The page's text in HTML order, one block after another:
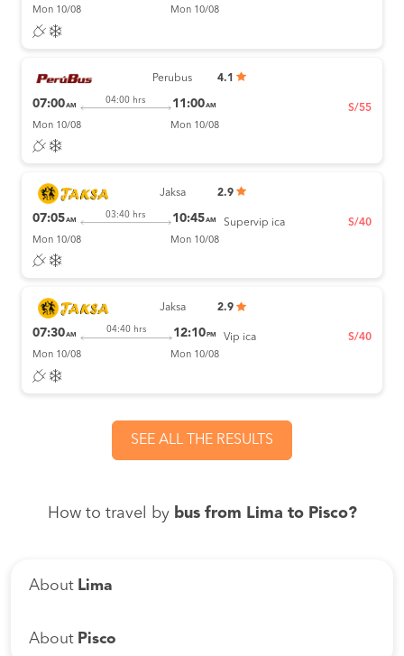
Mon 10/08 Mon 10/08
Perubus 4.1
07:00AM
04:00 hrs 11:00AM
Mon 10/08 Mon 10/08
S/55
Jaksa 2.9
07:05AM
03:40 hrs 10:45AM
Mon 10/08 Mon 10/08
Supervip ica S/40
Jaksa 2.9
07:30AM
04:40 hrs 12:10PM
Mon 10/08 Mon 10/08
Vip ica S/40
SEE ALL THE RESULTS
How to travel by bus from Lima to Pisco?
About Lima
About Pisco